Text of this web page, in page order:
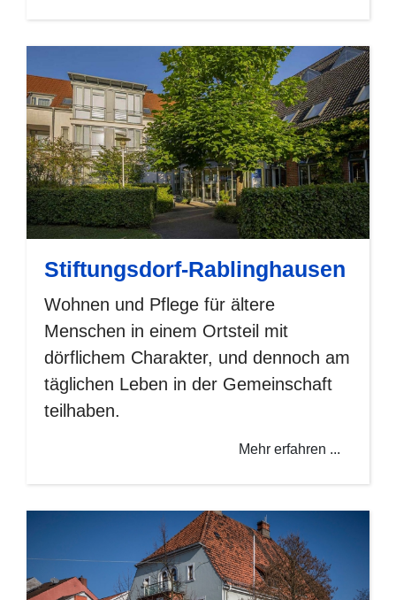
Stiftungsdorf-Rablinghausen
Wohnen und Pflege für ältere
Menschen in einem Ortsteil mit
dörflichem Charakter, und dennoch am
täglichen Leben in der Gemeinschaft
teilhaben.
Mehr erfahren ...